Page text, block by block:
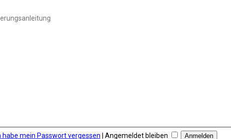
habe mein Passwort vergessen Angemeldet bleiben